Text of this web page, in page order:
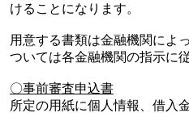
けることになります。
用意する書類は金融機関によ
ついては各金融機関の指示に
〇事前審査申込書
所定の用紙に個人情報、借入